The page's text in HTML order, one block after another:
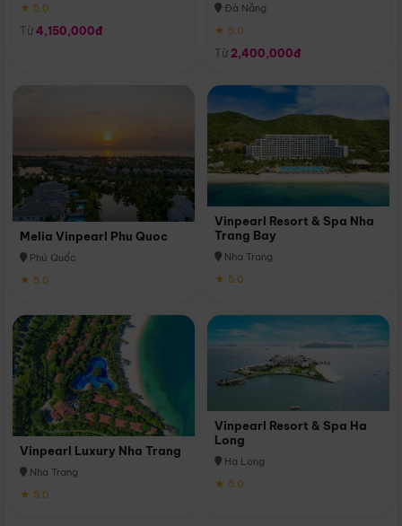
★ 5.0
Từ 4,150,000đ
Đà Nẵng
★ 5.0
Từ 2,400,000đ
Melia Vinpearl Phu Quoc
Phú Quốc
★ 5.0
Vinpearl Resort & Spa Nha
Trang Bay
Nha Trang
★ 5.0
Vinpearl Luxury Nha Trang
Nha Trang
★ 5.0
Vinpearl Resort & Spa Ha
Long
Hạ Long
★ 5.0